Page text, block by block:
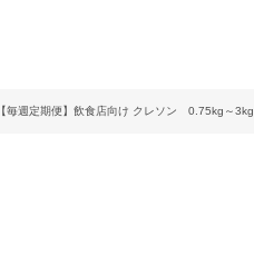
【毎週定期便】飲食店向け クレソン 0.75kg～3kg